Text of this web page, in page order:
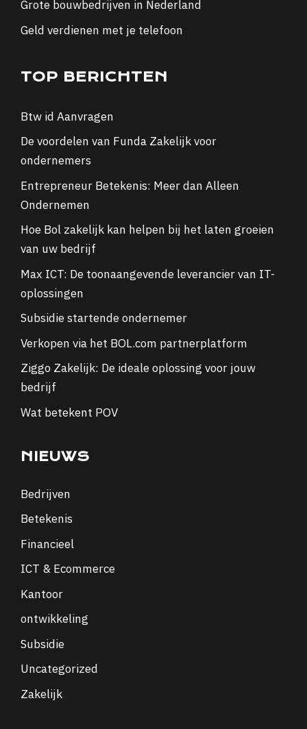
Grote bouwbedrijven in Nederland
Geld verdienen met je telefoon
TOP BERICHTEN
Btw id Aanvragen
De voordelen van Funda Zakelijk voor
ondernemers
Entrepreneur Betekenis: Meer dan Alleen
Ondernemen
Hoe Bol zakelijk kan helpen bij het laten groeien
van uw bedrijf
Max ICT: De toonaangevende leverancier van IT-
oplossingen
Subsidie startende ondernemer
Verkopen via het BOL.com partnerplatform
Ziggo Zakelijk: De ideale oplossing voor jouw
bedrijf
Wat betekent POV
NIEUWS
Bedrijven
Betekenis
Financieel
ICT & Ecommerce
Kantoor
ontwikkeling
Subsidie
Uncategorized
Zakelijk